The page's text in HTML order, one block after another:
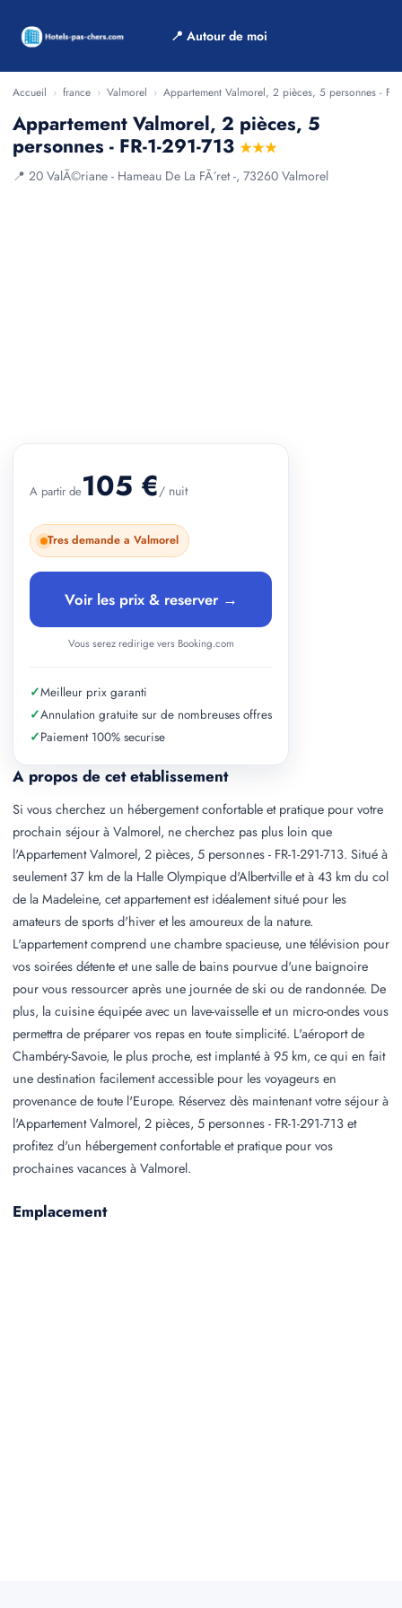
📍 Autour de moi
Accueil › france › Valmorel › Appartement Valmorel, 2 pièces, 5 personnes - FR-
Appartement Valmorel, 2 pièces, 5
personnes - FR-1-291-713 ★★★
📍 20 ValÃ©riane - Hameau De La FÃ´ret -, 73260 Valmorel
A propos de cet etablissement
Si vous cherchez un hébergement confortable et pratique pour votre
prochain séjour à Valmorel, ne cherchez pas plus loin que
l'Appartement Valmorel, 2 pièces, 5 personnes - FR-1-291-713. Situé à
seulement 37 km de la Halle Olympique d'Albertville et à 43 km du col
de la Madeleine, cet appartement est idéalement situé pour les
amateurs de sports d'hiver et les amoureux de la nature.
L'appartement comprend une chambre spacieuse, une télévision pour
vos soirées détente et une salle de bains pourvue d'une baignoire
pour vous ressourcer après une journée de ski ou de randonnée. De
plus, la cuisine équipée avec un lave-vaisselle et un micro-ondes vous
permettra de préparer vos repas en toute simplicité. L'aéroport de
Chambéry-Savoie, le plus proche, est implanté à 95 km, ce qui en fait
une destination facilement accessible pour les voyageurs en
provenance de toute l'Europe. Réservez dès maintenant votre séjour à
l'Appartement Valmorel, 2 pièces, 5 personnes - FR-1-291-713 et
profitez d'un hébergement confortable et pratique pour vos
prochaines vacances à Valmorel.
Emplacement
A partir de105 €/ nuit
Tres demande a Valmorel
Voir les prix & reserver →
Vous serez redirige vers Booking.com
✓Meilleur prix garanti
✓Annulation gratuite sur de nombreuses offres
✓Paiement 100% securise